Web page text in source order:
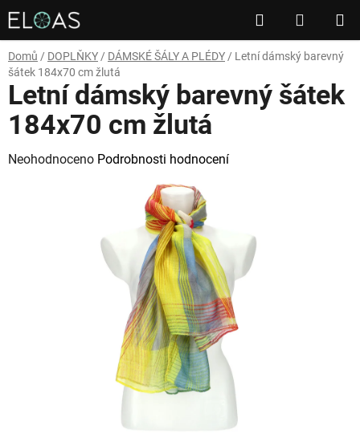
Přejít
na
obsah
Hledat
KOŠÍK
Domů / DOPLŇKY / DÁMSKÉ ŠÁLY A PLÉDY / Letní dámský barevný
šátek 184x70 cm žlutá
Letní dámský barevný šátek
184x70 cm žlutá
Průměrné
Neohodnoceno Podrobnosti hodnocení